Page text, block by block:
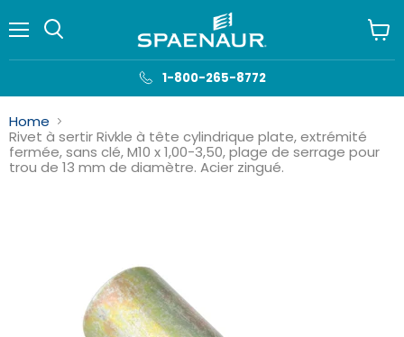
1-800-265-8772
le
Home
Rivet à sertir Rivkle à tête cylindrique plate, extrémité
fermée, sans clé, M10 x 1,00-3,50, plage de serrage pour
trou de 13 mm de diamètre. Acier zingué.